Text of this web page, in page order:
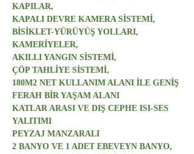
KAPILAR,
KAPALI DEVRE KAMERA SİSTEMİ,
BİSİKLET-YÜRÜYÜŞ YOLLARI,
KAMERİYELER,
AKILLI YANGIN SİSTEMİ,
ÇÖP TAHLİYE SİSTEMİ,
180M2 NET KULLANIM ALANI İLE GENİŞ
FERAH BİR YAŞAM ALANI
KATLAR ARASI VE DIŞ CEPHE ISI-SES
YALITIMI
PEYZAJ MANZARALI
2 BANYO VE 1 ADET EBEVEYN BANYO,